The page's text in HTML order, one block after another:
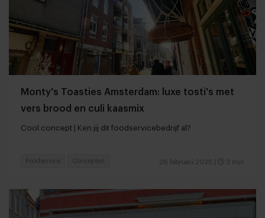
Monty's Toasties Amsterdam: luxe tosti's met
vers brood en culi kaasmix
Cool concept | Ken jij dit foodservicebedrijf al?
26 februari 2025 3 min
Foodservice Concepten